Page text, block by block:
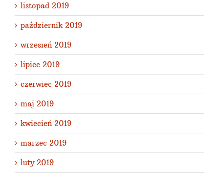
listopad 2019
październik 2019
wrzesień 2019
lipiec 2019
czerwiec 2019
maj 2019
kwiecień 2019
marzec 2019
luty 2019